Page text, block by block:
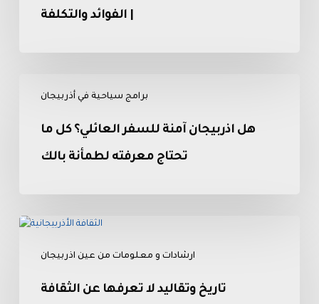
| الفوائد والتكلفة
برامج سياحية في أذربيجاناذربيجان
للسفر
العائلي؟
معرفته
هل اذربيجان آمنة للسفر العائلي؟ كل ما
تحتاج معرفته لطمأنة بالك
ارشادات و معلومات من عين اذربيجان
تاريخ
تاريخ وتقاليد لا تعرفها عن الثقافة